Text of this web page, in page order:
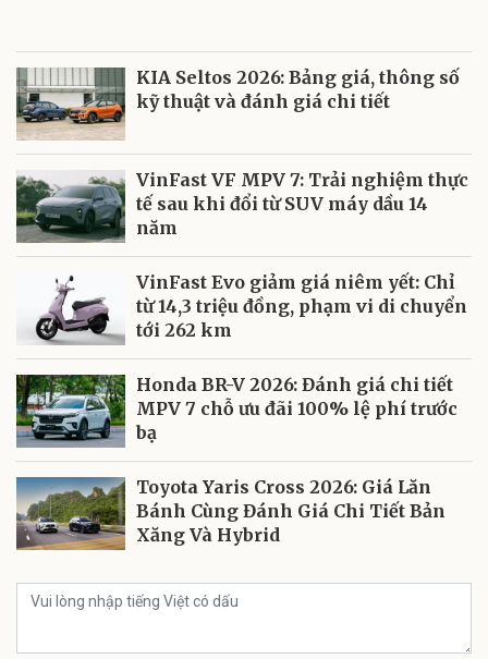
KIA Seltos 2026: Bảng giá, thông số
kỹ thuật và đánh giá chi tiết
VinFast VF MPV 7: Trải nghiệm thực
tế sau khi đổi từ SUV máy dầu 14
năm
VinFast Evo giảm giá niêm yết: Chỉ
từ 14,3 triệu đồng, phạm vi di chuyển
tới 262 km
Honda BR-V 2026: Đánh giá chi tiết
MPV 7 chỗ ưu đãi 100% lệ phí trước
bạ
Toyota Yaris Cross 2026: Giá Lăn
Bánh Cùng Đánh Giá Chi Tiết Bản
Xăng Và Hybrid